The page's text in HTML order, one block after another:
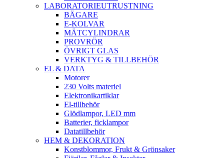
LABORATORIEUTRUSTNING
BÄGARE
E-KOLVAR
MÄTCYLINDRAR
PROVRÖR
ÖVRIGT GLAS
VERKTYG & TILLBEHÖR
EL & DATA
Motorer
230 Volts materiel
Elektronikartiklar
El-tillbehör
Glödlampor, LED mm
Batterier, ficklampor
Datatillbehör
HEM & DEKORATION
Konstblommor, Frukt & Grönsaker